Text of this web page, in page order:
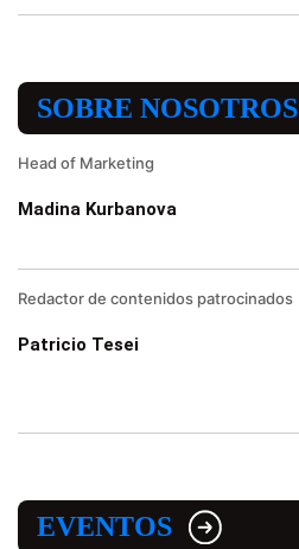
SOBRE NOSOTROS
Head of Marketing
Madina Kurbanova
Redactor de contenidos patrocinados
Patricio Tesei
EVENTOS